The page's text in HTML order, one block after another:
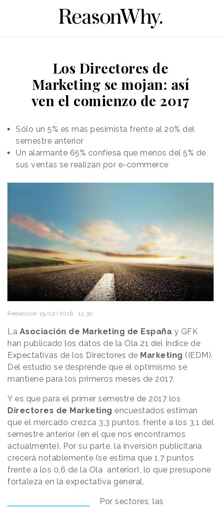
Los Directores de
Marketing se mojan: así
ven el comienzo de 2017
Sólo un 5% es más pesimista frente al 20% del
semestre anterior
Un alarmante 65% confiesa que menos del 5% de
sus ventas se realizan por e-commerce
Redacción 15/12/2016 · 11:30
La Asociación de Marketing de España y GFK
han publicado los datos de la Ola 21 del Índice de
Expectativas de los Directores de Marketing (IEDM).
Del estudio se desprende que el optimismo se
mantiene para los primeros meses de 2017.
Y es que para el primer semestre de 2017 los
Directores de Marketing encuestados estiman
que el mercado crezca 3,3 puntos, frente a los 3,1 del
semestre anterior (en el que nos encontramos
actualmente). Por su parte, la inversión publicitaria
crecerá notablemente (se estima que 1,7 puntos
frente a los 0,6 de la Ola anterior), lo que presupone
fortaleza en la expectativa general.
Por sectores, las